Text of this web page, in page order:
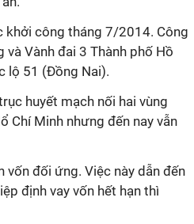
khởi công tháng 7/2014. Công
Vành đai 3 Thành phố Hồ
lộ 51 (Đồng Nai).
huyết mạch nối hai vùng
Chí Minh nhưng đến nay vẫn
vốn đối ứng. Việc này dẫn đến
định vay vốn hết hạn thì